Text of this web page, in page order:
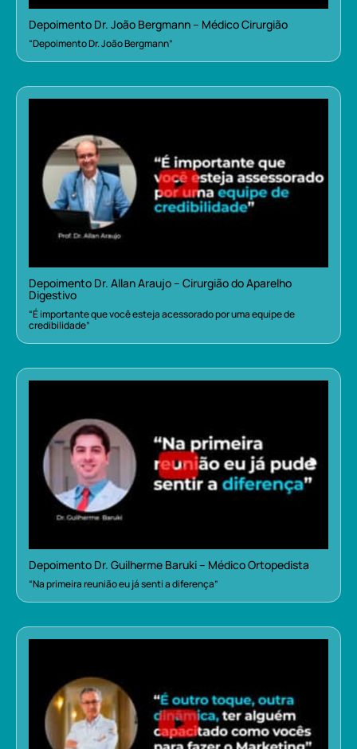
Depoimento Dr. João Bergmann – Médico Cirurgião
“Depoimento Dr. João Bergmann”
Depoimento Dr. Allan Araujo – Cirurgião do Aparelho
Digestivo
“É importante que você esteja acessorado por uma equipe de
credibilidade”
Depoimento Dr. Guilherme Baruki – Médico Ortopedista
“Na primeira reunião eu já senti a diferença”